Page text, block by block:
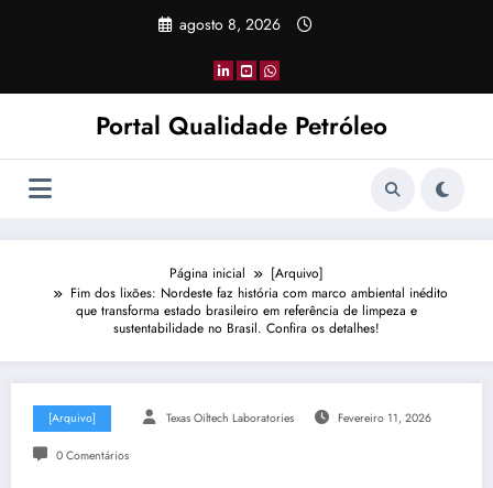
agosto 8, 2026
Portal Qualidade Petróleo
Página inicial
[Arquivo]
Fim dos lixões: Nordeste faz história com marco ambiental inédito
que transforma estado brasileiro em referência de limpeza e
sustentabilidade no Brasil. Confira os detalhes!
[Arquivo] Texas Oiltech Laboratories Fevereiro 11, 2026
0 Comentários